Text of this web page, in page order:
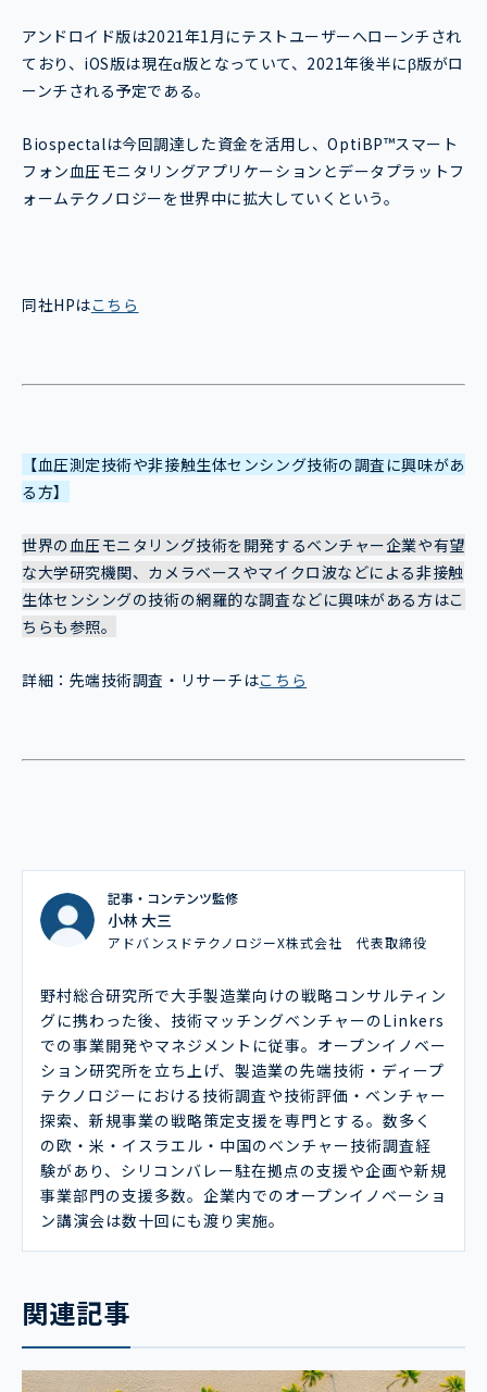
アンドロイド版は2021年1月にテストユーザーへローンチされ
ており、iOS版は現在α版となっていて、2021年後半にβ版がロ
ーンチされる予定である。
Biospectalは今回調達した資金を活用し、OptiBP™スマート
フォン血圧モニタリングアプリケーションとデータプラットフ
ォームテクノロジーを世界中に拡大していくという。
同社HPはこちら
【血圧測定技術や非接触生体センシング技術の調査に興味があ
る方】
世界の血圧モニタリング技術を開発するベンチャー企業や有望
な大学研究機関、カメラベースやマイクロ波などによる非接触
生体センシングの技術の網羅的な調査などに興味がある方はこ
ちらも参照。
詳細：先端技術調査・リサーチはこちら
記事・コンテンツ監修
小林 大三
アドバンスドテクノロジーX株式会社 代表取締役
野村総合研究所で大手製造業向けの戦略コンサルティン
グに携わった後、技術マッチングベンチャーのLinkers
での事業開発やマネジメントに従事。オープンイノベー
ション研究所を立ち上げ、製造業の先端技術・ディープ
テクノロジーにおける技術調査や技術評価・ベンチャー
探索、新規事業の戦略策定支援を専門とする。数多く
の欧・米・イスラエル・中国のベンチャー技術調査経
験があり、シリコンバレー駐在拠点の支援や企画や新規
事業部門の支援多数。企業内でのオープンイノベーショ
ン講演会は数十回にも渡り実施。
関連記事